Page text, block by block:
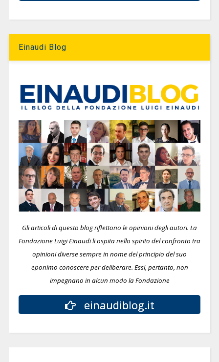
Einaudi Blog
Gli articoli di questo blog riflettono le opinioni degli autori. La
Fondazione Luigi Einaudi li ospita nello spirito del confronto tra
opinioni diverse sempre in nome del principio del suo
eponimo conoscere per deliberare. Essi, pertanto, non
impegnano in alcun modo la Fondazione
einaudiblog.it